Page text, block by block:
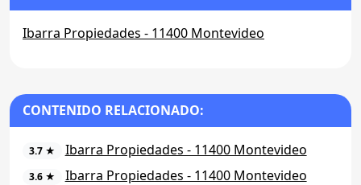
Ibarra Propiedades - 11400 Montevideo
CONTENIDO RELACIONADO:
3.7 ★ Ibarra Propiedades - 11400 Montevideo
3.6 ★ Ibarra Propiedades - 11400 Montevideo